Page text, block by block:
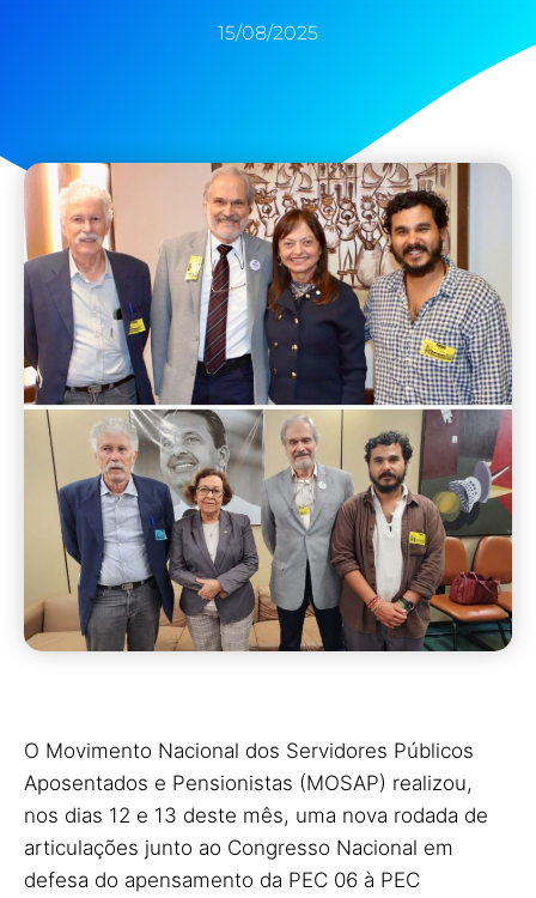
15/08/2025
O Movimento Nacional dos Servidores Públicos
Aposentados e Pensionistas (MOSAP) realizou,
nos dias 12 e 13 deste mês, uma nova rodada de
articulações junto ao Congresso Nacional em
defesa do apensamento da PEC 06 à PEC